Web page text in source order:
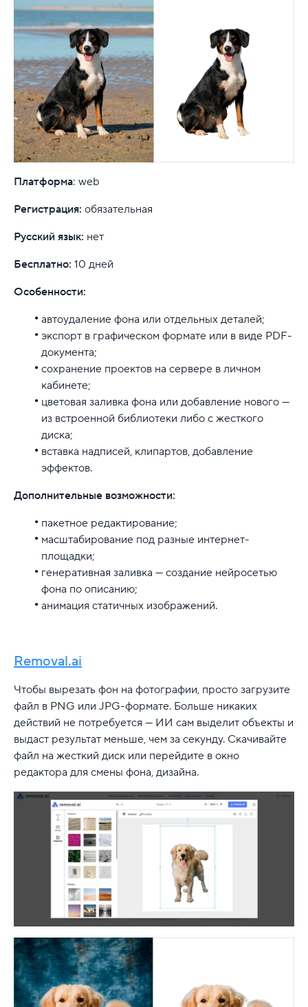
Платформа: web
Регистрация: обязательная
Русский язык: нет
Бесплатно: 10 дней
Особенности:
автоудаление фона или отдельных деталей;
экспорт в графическом формате или в виде PDF-
документа;
сохранение проектов на сервере в личном
кабинете;
цветовая заливка фона или добавление нового —
из встроенной библиотеки либо с жесткого
диска;
вставка надписей, клипартов, добавление
эффектов.
Дополнительные возможности:
пакетное редактирование;
масштабирование под разные интернет-
площадки;
генеративная заливка — создание нейросетью
фона по описанию;
анимация статичных изображений.
Removal.ai
Чтобы вырезать фон на фотографии, просто загрузите
файл в PNG или JPG-формате. Больше никаких
действий не потребуется — ИИ сам выделит объекты и
выдаст результат меньше, чем за секунду. Скачивайте
файл на жесткий диск или перейдите в окно
редактора для смены фона, дизайна.